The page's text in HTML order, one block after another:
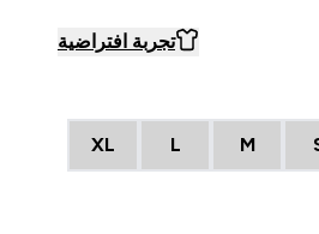
تجربة افتراضية
M
L
XL